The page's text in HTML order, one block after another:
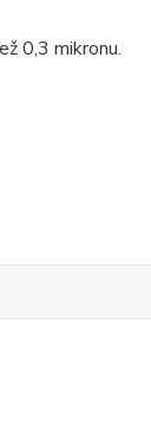
0,3 mikronu.